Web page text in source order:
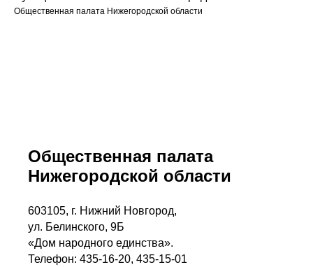
Общественная палата Нижегородской области
Общественная палата
Нижегородской области
603105, г. Нижний Новгород,
ул. Белинского, 9Б
«Дом народного единства».
Телефон: 435-16-20, 435-15-01